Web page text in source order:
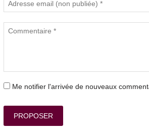
Me notifier l'arrivée de nouveaux
PROPOSER